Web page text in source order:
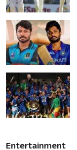
Entertainment